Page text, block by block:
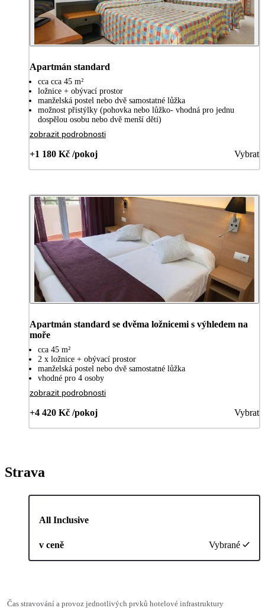
Apartmán standard
cca cca 45 m²
ložnice + obývací prostor
manželská postel nebo dvě samostatné lůžka
možnost přistýlky (pohovka nebo lůžko- vhodná pro jednu
dospělou osobu nebo dvě menší děti)
zobrazit podrobnosti
+1 180 Kč /pokoj Vybrat
Apartmán standard se dvěma ložnicemi s výhledem na
moře
cca 45 m²
2 x ložnice + obývací prostor
manželská postel nebo dvě samostatné lůžka
vhodné pro 4 osoby
zobrazit podrobnosti
+4 420 Kč /pokoj Vybrat
Strava
All Inclusive
v ceně Vybrané
Čas stravování a provoz jednotlivých prvků hotelové infrastruktury